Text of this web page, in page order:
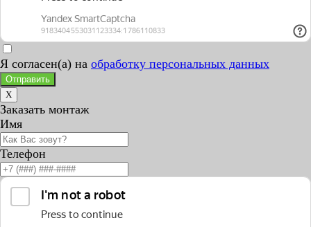
Я согласен(а) на обработку персональных данных
Отправить
X
Заказать монтаж
Имя
Телефон